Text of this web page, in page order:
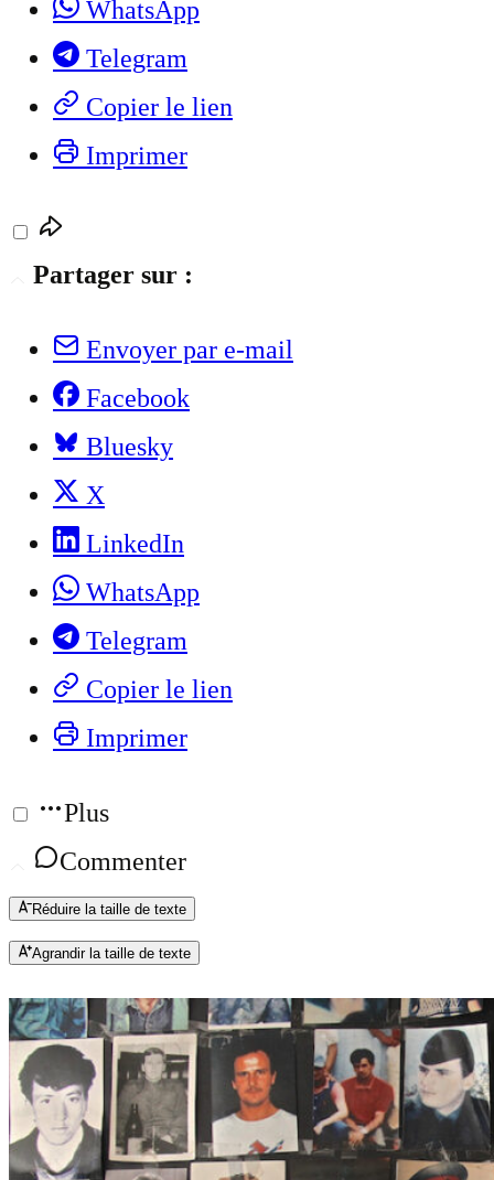
WhatsApp
Telegram
Copier le lien
Imprimer
Partager sur :
Envoyer par e-mail
Facebook
Bluesky
X
LinkedIn
WhatsApp
Telegram
Copier le lien
Imprimer
Plus
Commenter
Réduire la taille de texte
Agrandir la taille de texte